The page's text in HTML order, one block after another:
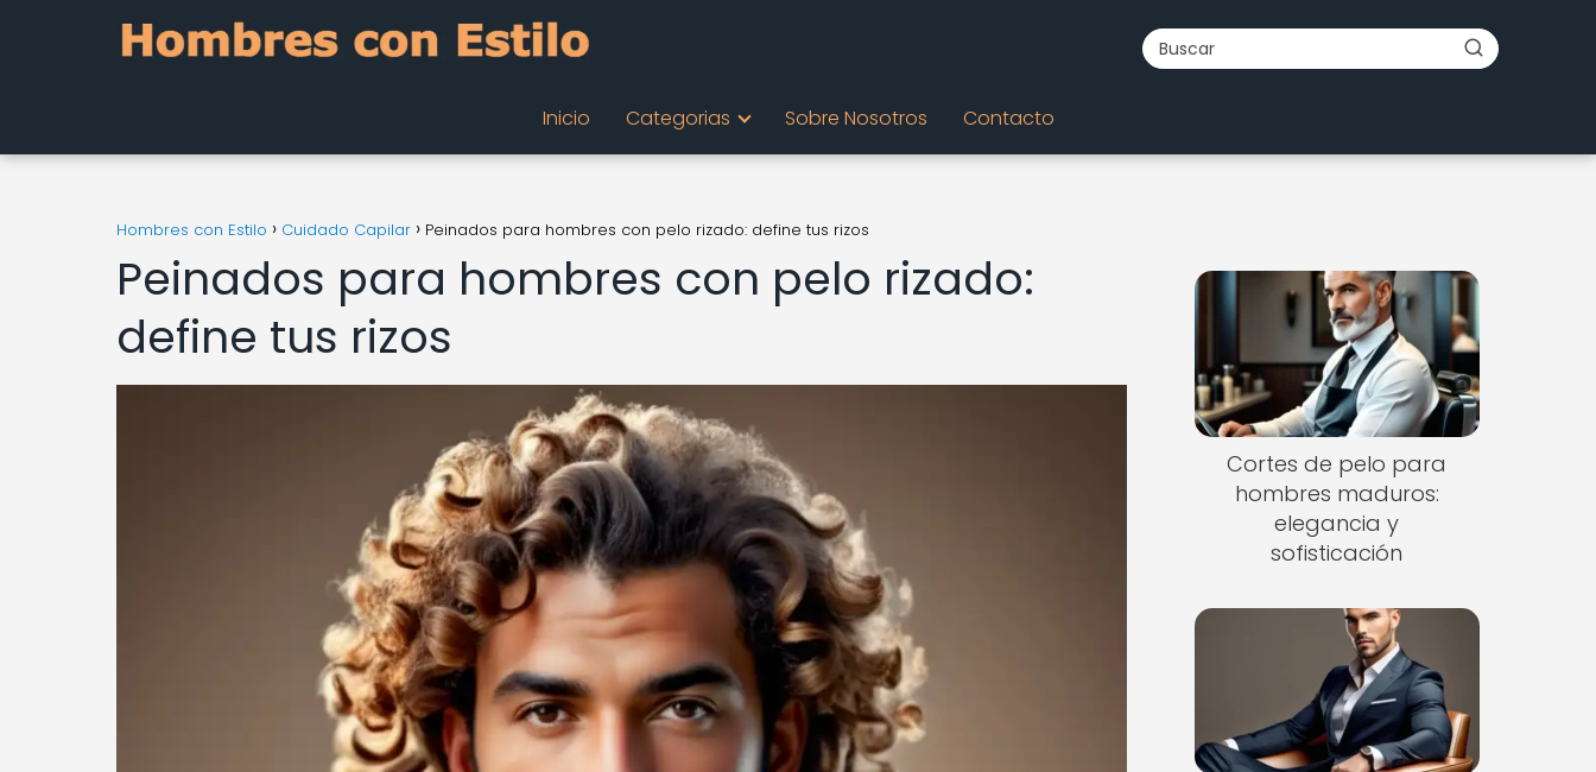
Inicio Categorias Sobre Nosotros Contacto
Hombres con Estilo Cuidado Capilar Peinados para hombres con pelo rizado: define tus rizos
Peinados para hombres con pelo rizado:
define tus rizos
Cortes de pelo para
hombres maduros:
elegancia y
sofisticación